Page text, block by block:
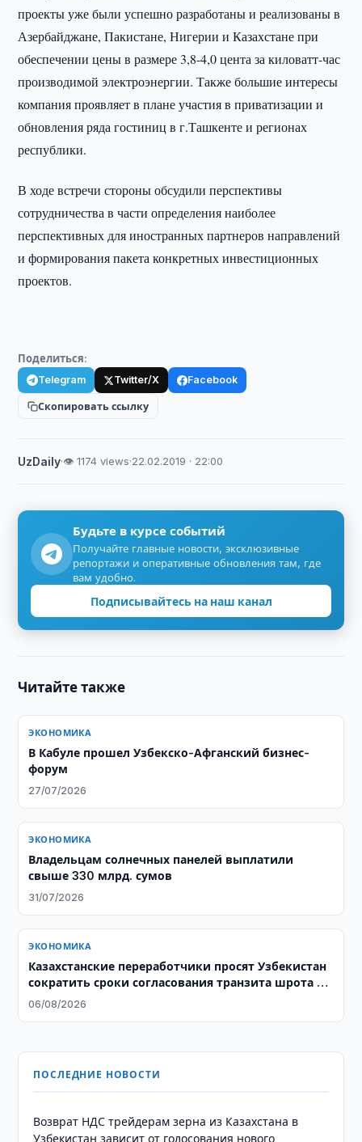
проекты уже были успешно разработаны и реализованы в
Азербайджане, Пакистане, Нигерии и Казахстане при
обеспечении цены в размере 3,8-4,0 цента за киловатт-час
производимой электроэнергии. Также большие интересы
компания проявляет в плане участия в приватизации и
обновления ряда гостиниц в г.Ташкенте и регионах
республики.
В ходе встречи стороны обсудили перспективы
сотрудничества в части определения наиболее
перспективных для иностранных партнеров направлений
и формирования пакета конкретных инвестиционных
проектов.
Поделиться:
Telegram Twitter/X Facebook
Скопировать ссылку
UzDaily·👁 1174 views·22.02.2019 · 22:00
Будьте в курсе событий
Получайте главные новости, эксклюзивные
репортажи и оперативные обновления там, где
вам удобно.
Подписывайтесь на наш канал
Читайте также
ЭКОНОМИКА
В Кабуле прошел Узбекско-Афганский бизнес-
форум
27/07/2026
ЭКОНОМИКА
Владельцам солнечных панелей выплатили
свыше 330 млрд. сумов
31/07/2026
ЭКОНОМИКА
Казахстанские переработчики просят Узбекистан
сократить сроки согласования транзита шрота и
жмыха
06/08/2026
ПОСЛЕДНИЕ НОВОСТИ
Возврат НДС трейдерам зерна из Казахстана в
Узбекистан зависит от голосования нового